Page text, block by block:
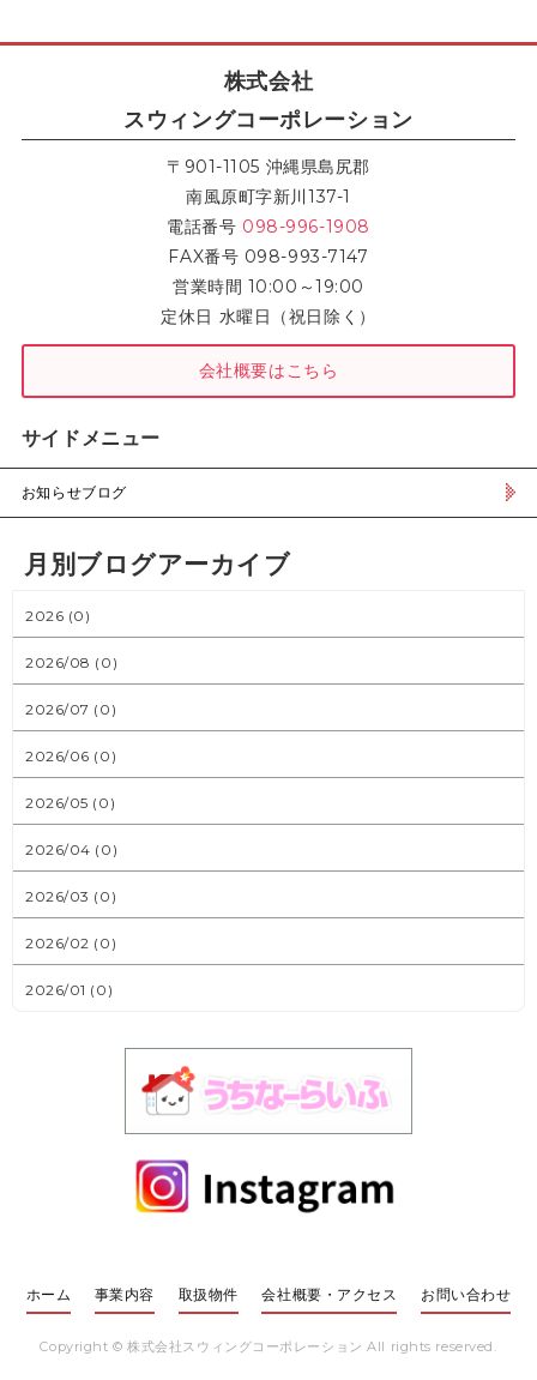
株式会社
スウィングコーポレーション
〒901-1105 沖縄県島尻郡
南風原町字新川137-1
電話番号 098-996-1908
FAX番号 098-993-7147
営業時間 10:00～19:00
定休日 水曜日（祝日除く）
会社概要はこちら
サイドメニュー
お知らせブログ
月別ブログアーカイブ
2026 (0)
2026/08 (0)
2026/07 (0)
2026/06 (0)
2026/05 (0)
2026/04 (0)
2026/03 (0)
2026/02 (0)
2026/01 (0)
ホーム 事業内容 取扱物件 会社概要・アクセス お問い合わせ
Copyright ©株式会社スウィングコーポレーション All rights reserved.